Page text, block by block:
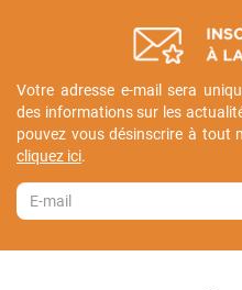
Votre adresse e-mail sera
des informations sur les
pouvez vous désinscrire à tout
cliquez ici.